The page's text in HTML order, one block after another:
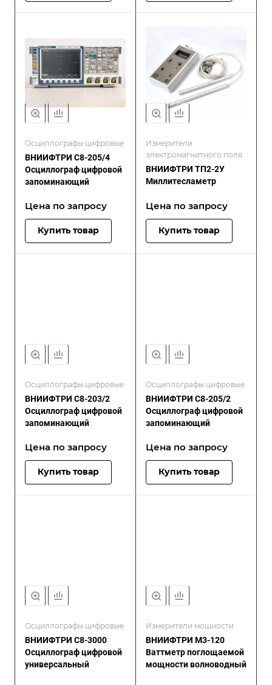
Осциллографы цифровые
ВНИИФТРИ С8-205/4
Осциллограф цифровой
запоминающий
Цена по запросу
Купить товар
Измерители
электромагнитного поля
ВНИИФТРИ ТП2-2У
Миллитесламетр
Цена по запросу
Купить товар
Осциллографы цифровые
ВНИИФТРИ С8-203/2
Осциллограф цифровой
запоминающий
Цена по запросу
Купить товар
Осциллографы цифровые
ВНИИФТРИ С8-205/2
Осциллограф цифровой
запоминающий
Цена по запросу
Купить товар
Осциллографы цифровые
ВНИИФТРИ C8-3000
Осциллограф цифровой
универсальный
Измерители мощности
ВНИИФТРИ М3-120
Ваттметр поглощаемой
мощности волноводный